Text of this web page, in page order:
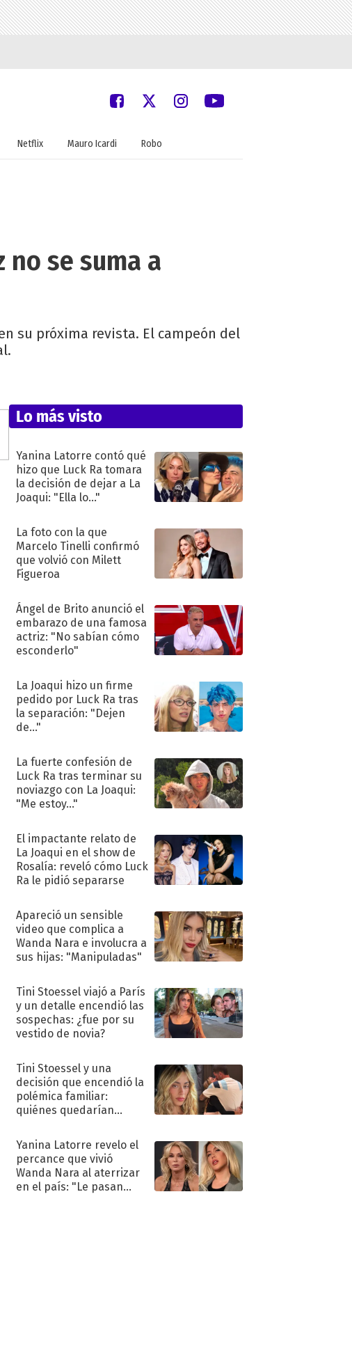
Netflix Mauro Icardi Robo
no se suma a
su próxima revista. El campeón del
Lo más visto
Yanina Latorre contó qué
hizo que Luck Ra tomara
la decisión de dejar a La
Joaqui: "Ella lo..."
La foto con la que
Marcelo Tinelli confirmó
que volvió con Milett
Figueroa
Ángel de Brito anunció el
embarazo de una famosa
actriz: "No sabían cómo
esconderlo"
La Joaqui hizo un firme
pedido por Luck Ra tras
la separación: "Dejen
de..."
La fuerte confesión de
Luck Ra tras terminar su
noviazgo con La Joaqui:
"Me estoy..."
El impactante relato de
La Joaqui en el show de
Rosalía: reveló cómo Luck
Ra le pidió separarse
Apareció un sensible
video que complica a
Wanda Nara e involucra a
sus hijas: "Manipuladas"
Tini Stoessel viajó a París
y un detalle encendió las
sospechas: ¿fue por su
vestido de novia?
Tini Stoessel y una
decisión que encendió la
polémica familiar:
quiénes quedarían
Yanina Latorre revelo el
percance que vivió
Wanda Nara al aterrizar
en el país: "Le pasan